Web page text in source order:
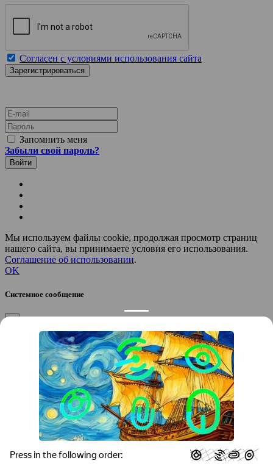
Согласен с условиями использования сайта
E-mail
Пароль
Запомнить меня
Забыли свой пароль?
Мы используем файлы cookie, продолжая просмотр страниц
нашего сайта, вы принимаете условия его использования.
Соглашение об использовании.
OK
Системное сообщение
×
Закрыть
Подтверждение компании
Если вы директор, руководитель или официальный
представитель компании “”, вы можете привязать компанию к
своему аккаунту, чтобы получать уведомления и
редактировать контакты.
Вы желаете привязать эту компанию к своему аккаунту?